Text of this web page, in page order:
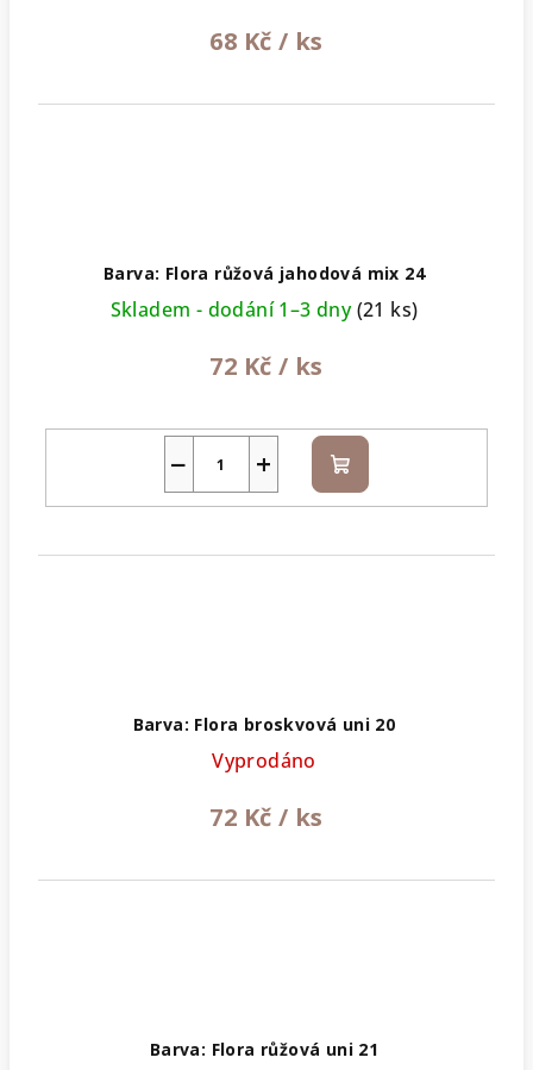
68 Kč / ks
Barva: Flora růžová jahodová mix 24
Skladem - dodání 1–3 dny(21 ks)
72 Kč / ks
+
− Do
košíku
Barva: Flora broskvová uni 20
Vyprodáno
72 Kč / ks
Barva: Flora růžová uni 21